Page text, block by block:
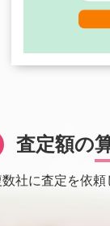
査定額の
社に査定を依